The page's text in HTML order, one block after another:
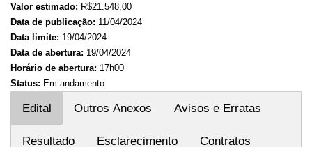
Valor estimado: R$21.548,00
Data de publicação: 11/04/2024
Data limite: 19/04/2024
Data de abertura: 19/04/2024
Horário de abertura: 17h00
Status: Em andamento
Edital Outros Anexos Avisos e Erratas
Resultado Esclarecimento Contratos